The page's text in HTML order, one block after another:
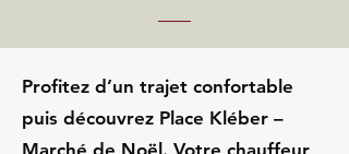
Profitez d’un trajet confortable
puis découvrez Place Kléber –
Marché de Noël. Votre chauffeur